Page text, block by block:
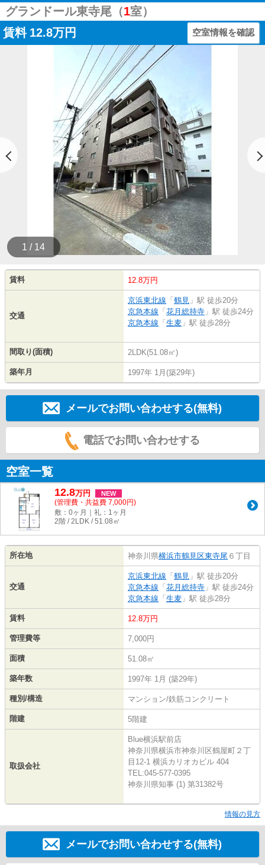
グランドール東寺尾（1室）
賃料 12.8万円 空室情報を確認
1 / 14
賃料 12.8万円
交通
京浜東北線 「 鶴見 」駅 徒歩20分
京急本線 「 花月総持寺 」駅 徒歩24分
京急本線 「 生麦 」駅 徒歩28分
間取り(面積) 2LDK(51.08㎡)
築年月 1997年 1月(築29年)
メールでお問い合わせする(無料)
電話でお問い合わせする
空室一覧
12.8万円 NEW
(管理費・共益費 7,000円)
敷：0ヶ月｜礼：1ヶ月
2階 / 2LDK / 51.08㎡
所在地 神奈川県横浜市鶴見区東寺尾 ６丁目
交通
京浜東北線 「 鶴見 」駅 徒歩20分
京急本線 「 花月総持寺 」駅 徒歩24分
京急本線 「 生麦 」駅 徒歩28分
賃料 12.8万円
管理費等 7,000円
面積 51.08㎡
築年数 1997年 1月 (築29年)
種別/構造 マンション/鉄筋コンクリート
階建 5階建
取扱会社
Blue横浜駅前店
神奈川県横浜市神奈川区鶴屋町２丁
目12-1 横浜カリオカビル 404
TEL:045-577-0395
神奈川県知事 (1) 第31382号
情報の見方
メールでお問い合わせする(無料)